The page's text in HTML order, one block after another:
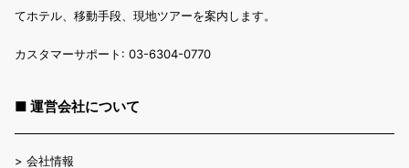
てホテル、移動手段、現地ツアーを案内します。
カスタマーサポート: 03-6304-0770
■ 運営会社について
> 会社情報